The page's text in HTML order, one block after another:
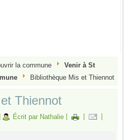
la commune
Venir à St
Bibliothèque Mis et Thiennot
Thiennot
Écrit par Nathalie